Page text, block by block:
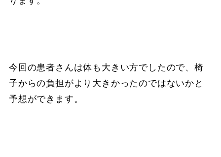
今回の患者さんは体も大きい方でしたので、椅
子からの負担がより大きかったのではないかと
予想ができます。